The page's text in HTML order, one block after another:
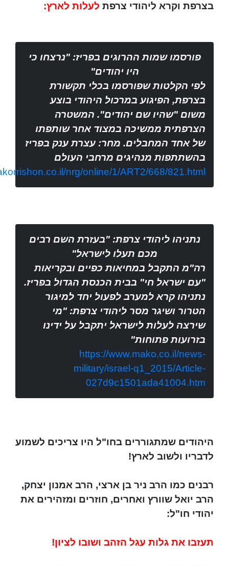
בצרפת וקרא ליהודי צרפת לעלות לארץ:
פורסמו שמות ההרוגים בפריז: "נרצחו כי
היו יהודים"
לפי הקלטות שפורסמו בכלי תקשורת
בצרפת, הפיגוע במרכול היהודי בוצע
משום "שהיו שם יהודים". המשטרה
הצרפתית ממשיכה במצוד אחר שותפתו
של אחד המחבלים. מחר: עצרת ענק בפריז
בהשתתפות מנהיגים מרחבי העולם
nrg/online/1/ART2/668/821.html
נתניהו ליהודי צרפת: "בעזרת השם רבים
מכם תעלו לישראל"
רה"מ התקבל במחיאות כפיים ובקריאות
"עם ישראל חי" בבית הכנסת הגדול בפריז.
נתניהו קרא למערב לפעול יחד למיגור
הטרור ושיגר מסר ליהודי צרפת: "מי
שירצה לעלות לישראל יתקבל על ידינו
בזרועות פתוחות"
https://www.mako.co.il/news-
military/israel-q1_2015/Article-
027d9c1501ada41004.htm
היהודים שמתגוררים בחו"ל היו צריכים לשמוע
לדבריו ולשוב לארץ!
רבנים כמו הרב ניר בן ארצי, הרב אמנון יצחק,
הרב יואל שוורץ ואחרים, חוזרים ומזהירים את
יהודי חו"ל:
תעזבו את גלות עגל הזהב ושובו לציון!